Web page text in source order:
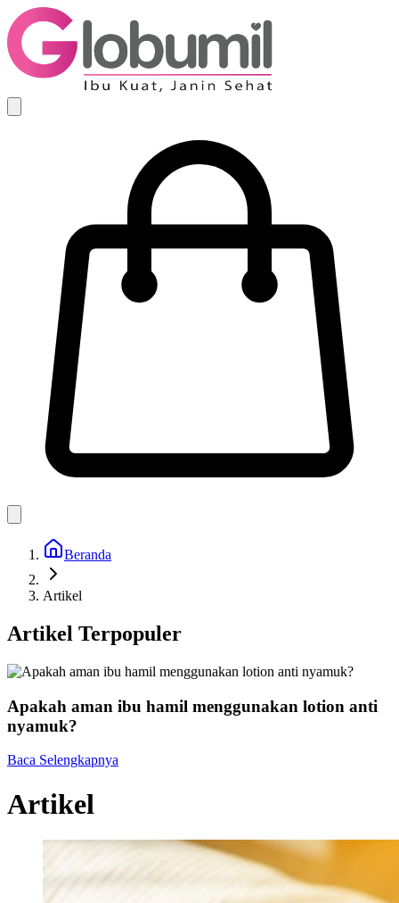
Beranda
Artikel
Artikel Terpopuler
Apakah aman ibu hamil menggunakan lotion anti
nyamuk?
Baca Selengkapnya
Artikel